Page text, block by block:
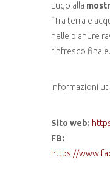
Lugo alla
“Tra terra e
nelle pianure
rinfresco finale.
Informazioni
Sito web:
FB:
https://